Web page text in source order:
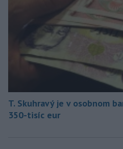
T. Skuhravý je v osobnom
350-tisíc eur